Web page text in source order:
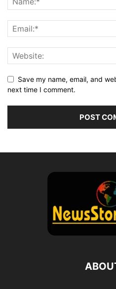
Save my name, email, and
next time I comment.